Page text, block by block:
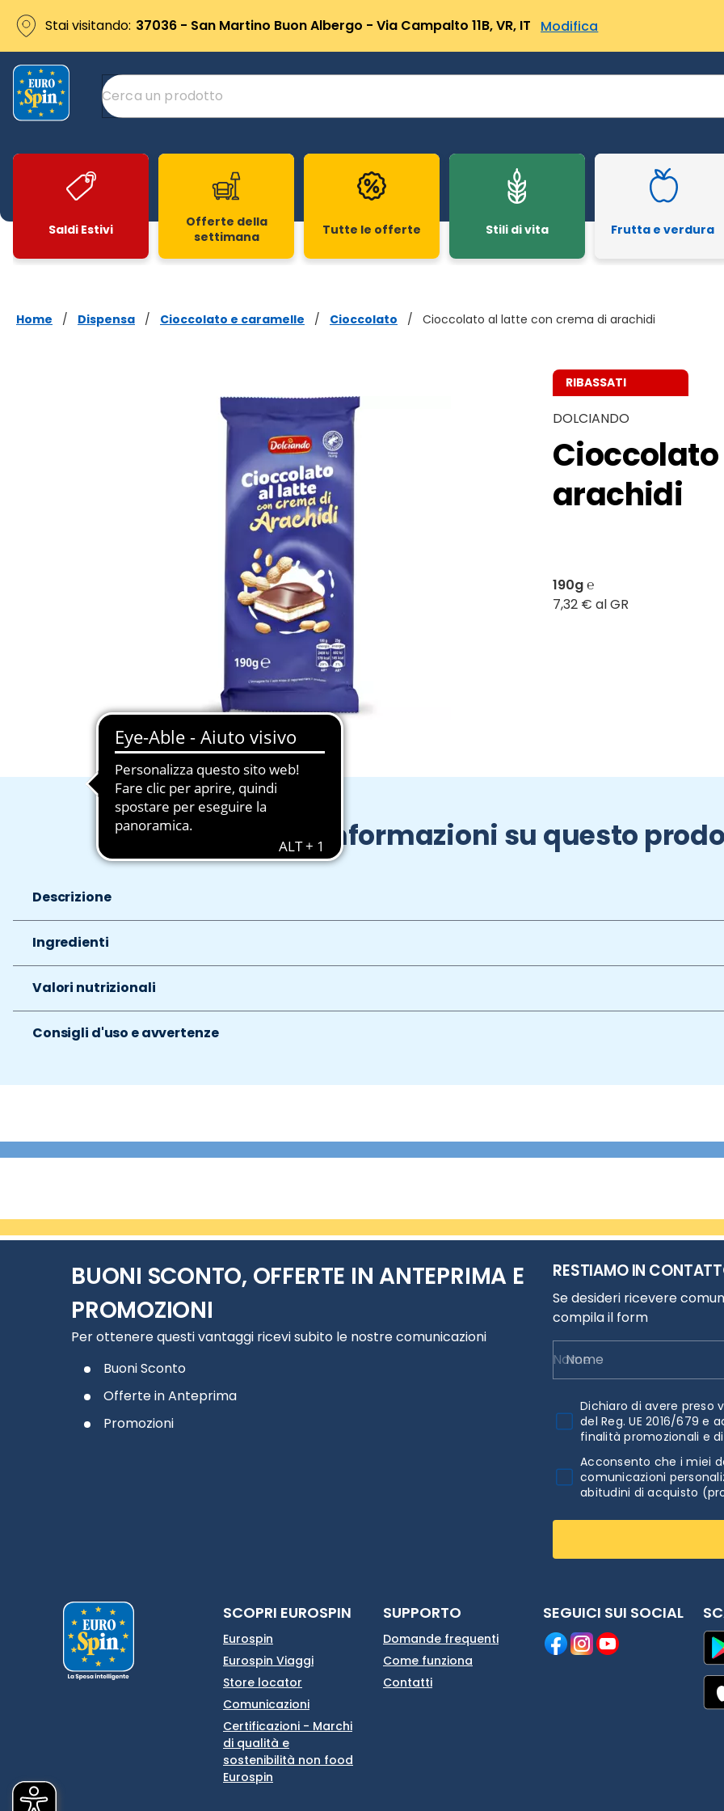
Stai visitando: 37036 - San Martino Buon Albergo - Via Campalto 11B, VR, IT Modifica
Saldi Estivi
Offerte della
settimana
Tutte le offerte Stili di vita Frutta e verdura
Home / Dispensa / Cioccolato e caramelle / Cioccolato / Cioccolato al latte con crema di arachidi
RIBASSATI
DOLCIANDO
arachidi
190g ℮
7,32 € al GR
Informazioni su questo
Descrizione
Ingredienti
Valori nutrizionali
Consigli d'uso e avvertenze
BUONI SCONTO, OFFERTE IN ANTEPRIMA E
PROMOZIONI
Per ottenere questi vantaggi ricevi subito le nostre comunicazioni
Buoni Sconto
Offerte in Anteprima
Promozioni
RESTIAMO IN
Se desideri ricevere
compila il form
Nome
Dichiaro di avere preso
del Reg. UE 2016/679
finalità promozionali e
Acconsento che i miei
comunicazioni
abitudini di acquisto
SCOPRI EUROSPIN
Eurospin
Eurospin Viaggi
Store locator
Comunicazioni
Certificazioni - Marchi
di qualità e
sostenibilità non food
Eurospin
SUPPORTO
Domande frequenti
Come funziona
Contatti
SEGUICI SUI SOCIAL